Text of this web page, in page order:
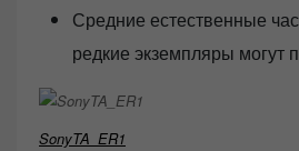
Средние естественные
редкие экземпляры могут
SonyTA_ER1